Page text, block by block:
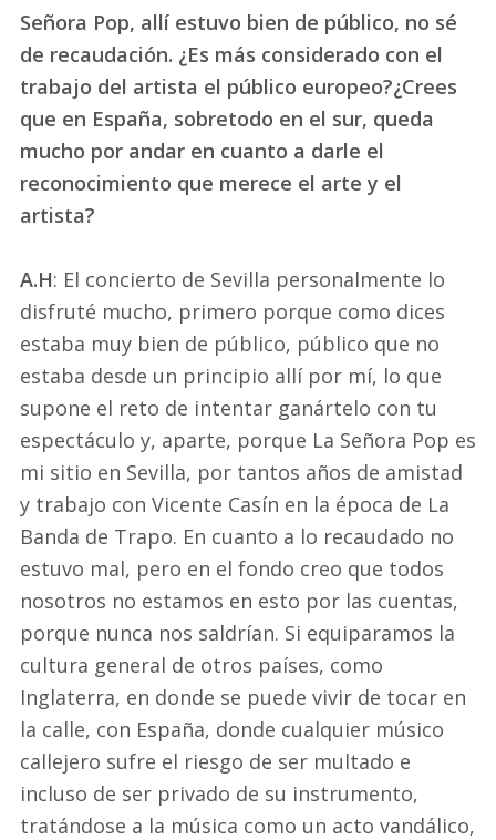
Señora Pop, allí estuvo bien de público, no sé
de recaudación. ¿Es más considerado con el
trabajo del artista el público europeo?¿Crees
que en España, sobretodo en el sur, queda
mucho por andar en cuanto a darle el
reconocimiento que merece el arte y el
artista?
A.H: El concierto de Sevilla personalmente lo
disfruté mucho, primero porque como dices
estaba muy bien de público, público que no
estaba desde un principio allí por mí, lo que
supone el reto de intentar ganártelo con tu
espectáculo y, aparte, porque La Señora Pop es
mi sitio en Sevilla, por tantos años de amistad
y trabajo con Vicente Casín en la época de La
Banda de Trapo. En cuanto a lo recaudado no
estuvo mal, pero en el fondo creo que todos
nosotros no estamos en esto por las cuentas,
porque nunca nos saldrían. Si equiparamos la
cultura general de otros países, como
Inglaterra, en donde se puede vivir de tocar en
la calle, con España, donde cualquier músico
callejero sufre el riesgo de ser multado e
incluso de ser privado de su instrumento,
tratándose a la música como un acto vandálico,